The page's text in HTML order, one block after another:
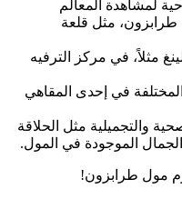
لمشاهدة المعالم
طرابزون، مثل قلعة
مثلاً، في مركز الترفيه
المختلفة في إحدى المقاهي
والتجميلية مثل الحلاقة
الجمال الموجودة في المول.
مول طرابزون!